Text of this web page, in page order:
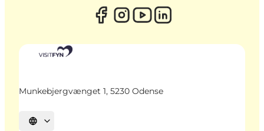
Munkebjergvænget 1, 5230 Odense
Sprache auswählen